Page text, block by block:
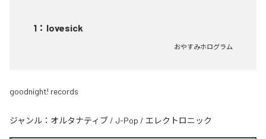
1 ： lovesick
おやすみホログラム
goodnight! records
ジャンル： オルタナティブ / J-Pop / エレクトロニック